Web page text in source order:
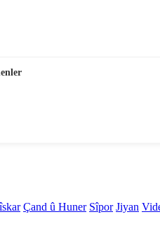
Çand û Huner Sîpor Jiyan